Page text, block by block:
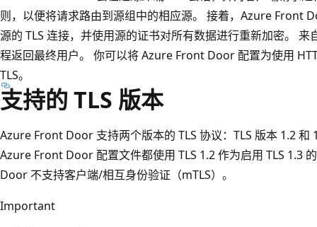
则，以便将请求路由到源组中的相应源。 接着，Azure Front
源的 TLS 连接，并使用源的证书对所有数据进行重新加密。
程返回最终用户。 你可以将 Azure Front Door 配置为使用
TLS。
支持的 TLS 版本
Azure Front Door 支持两个版本的 TLS 协议：TLS 版本 1.2 和
Azure Front Door 配置文件都使用 TLS 1.2 作为启用 TLS 1.3
Door 不支持客户端/相互身份验证（mTLS）。
Important